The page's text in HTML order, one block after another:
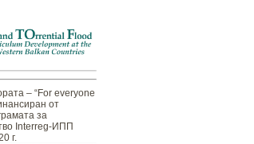
– “For everyone
от
за
Interreg-ИПП
г.